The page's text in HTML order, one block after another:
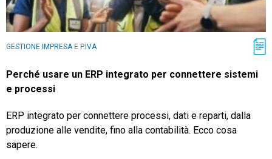
GESTIONE IMPRESA E P.IVA
Perché usare un ERP integrato per connettere sistemi
e processi
ERP integrato per connettere processi, dati e reparti, dalla
produzione alle vendite, fino alla contabilità. Ecco cosa
sapere.